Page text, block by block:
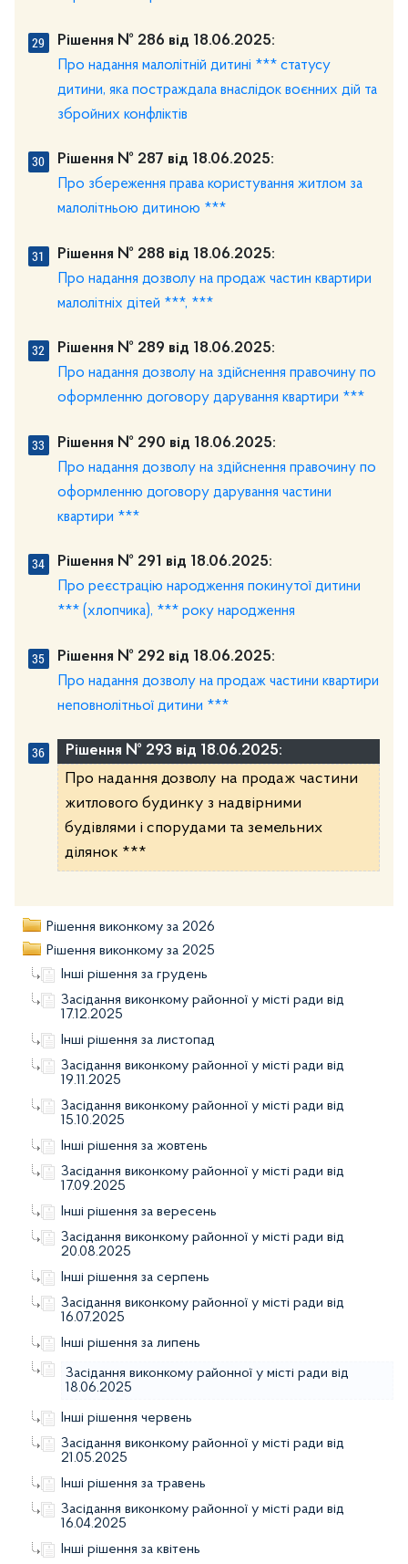
Рішення № 286 від 18.06.2025:
Про надання малолітній дитині *** статусу
дитини, яка постраждала внаслідок воєнних дій та
збройних конфліктів
Рішення № 287 від 18.06.2025:
Про збереження права користування житлом за
малолітньою дитиною ***
Рішення № 288 від 18.06.2025:
Про надання дозволу на продаж частин квартири
малолітніх дітей ***, ***
Рішення № 289 від 18.06.2025:
Про надання дозволу на здійснення правочину по
оформленню договору дарування квартири ***
Рішення № 290 від 18.06.2025:
Про надання дозволу на здійснення правочину по
оформленню договору дарування частини
квартири ***
Рішення № 291 від 18.06.2025:
Про реєстрацію народження покинутої дитини
*** (хлопчика), *** року народження
Рішення № 292 від 18.06.2025:
Про надання дозволу на продаж частини квартири
неповнолітньої дитини ***
Рішення № 293 від 18.06.2025:
Про надання дозволу на продаж частини
житлового будинку з надвірними
будівлями і спорудами та земельних
ділянок ***
Рішення виконкому за 2026
Рішення виконкому за 2025
Інші рішення за грудень
Засідання виконкому районної у місті ради від
17.12.2025
Інші рішення за листопад
Засідання виконкому районної у місті ради від
19.11.2025
Засідання виконкому районної у місті ради від
15.10.2025
Інші рішення за жовтень
Засідання виконкому районної у місті ради від
17.09.2025
Інші рішення за вересень
Засідання виконкому районної у місті ради від
20.08.2025
Інші рішення за серпень
Засідання виконкому районної у місті ради від
16.07.2025
Інші рішення за липень
Засідання виконкому районної у місті ради від
18.06.2025
Інші рішення червень
Засідання виконкому районної у місті ради від
21.05.2025
Інші рішення за травень
Засідання виконкому районної у місті ради від
16.04.2025
Інші рішення за квітень